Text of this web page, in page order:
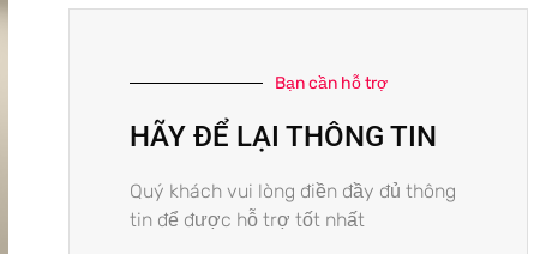
Bạn cần hỗ trợ
HÃY ĐỂ LẠI THÔNG TIN
Quý khách vui lòng điền đầy đủ thông
tin để được hỗ trợ tốt nhất